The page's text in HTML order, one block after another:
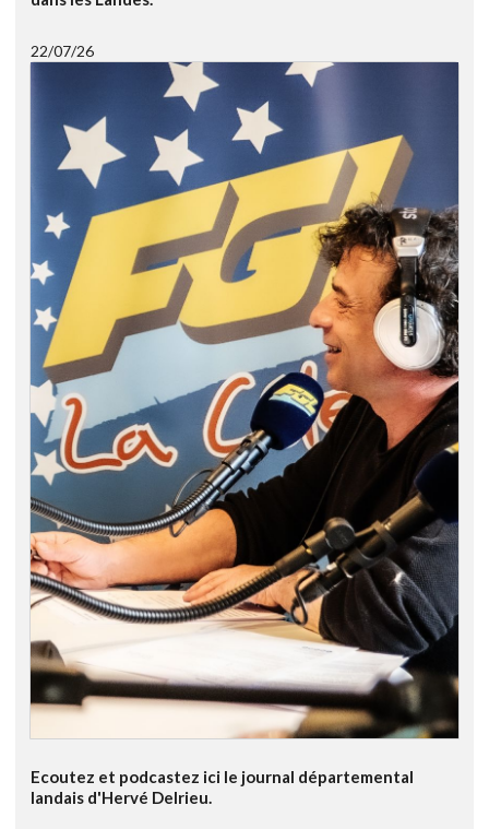
22/07/26
Ecoutez et podcastez ici le journal départemental
landais d'Hervé Delrieu.